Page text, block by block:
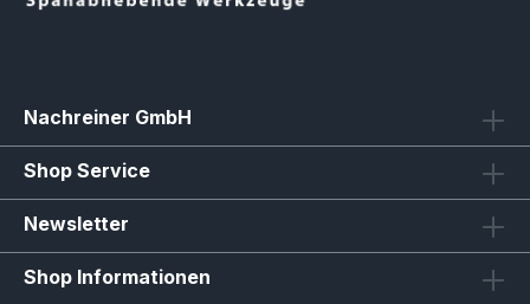
Nachreiner GmbH
Shop Service
Newsletter
Shop Informationen